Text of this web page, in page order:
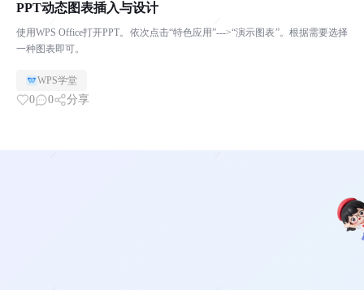
PPT动态图表插入与设计
使用WPS Office打开PPT。依次点击“特色应用”--->“演示图表”。根据需要选择
一种图表即可。
WPS学堂
0 0 分享